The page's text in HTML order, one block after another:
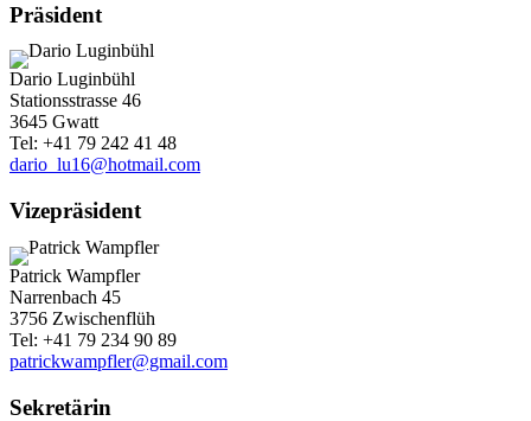
Präsident
Dario Luginbühl
Stationsstrasse 46
3645 Gwatt
Tel: +41 79 242 41 48
dario_lu16@hotmail.com
Vizepräsident
Patrick Wampfler
Narrenbach 45
3756 Zwischenflüh
Tel: +41 79 234 90 89
patrickwampfler@gmail.com
Sekretärin